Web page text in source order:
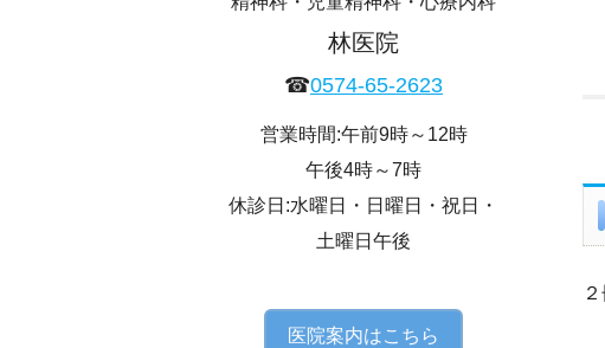
林医院
☎︎0574-65-2623
営業時間:午前9時～12時
午後4時～7時
休診日:水曜日・日曜日・祝日・
土曜日午後
医院案内はこちら